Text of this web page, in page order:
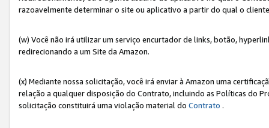
razoavelmente determinar o site ou aplicativo a partir do qual o
(w) Você não irá utilizar um serviço encurtador de links, botão,
redirecionando a um Site da Amazon.
(x) Mediante nossa solicitação, você irá enviar à Amazon uma
relação a qualquer disposição do Contrato, incluindo as Políticas do
solicitação constituirá uma violação material do Contrato .